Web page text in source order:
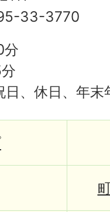
33-3770
分
日、休日、年